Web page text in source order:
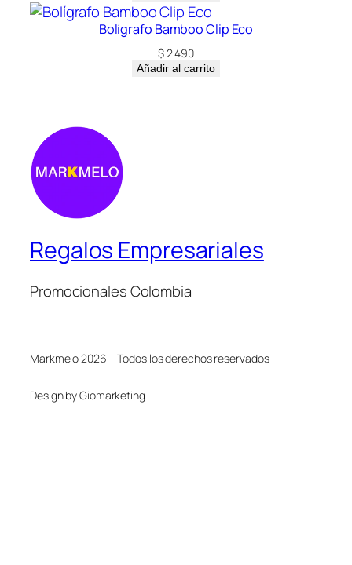
Bolígrafo Bamboo Clip Eco
$2.490
Añadir al carrito
Regalos Empresariales
Promocionales Colombia
Markmelo 2026 – Todos los derechos reservados
Design by Giomarketing